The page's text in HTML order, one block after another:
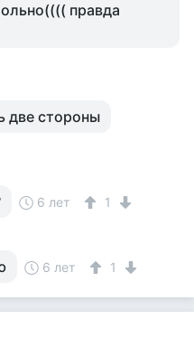
правда
две стороны
6 лет 1
6 лет 1